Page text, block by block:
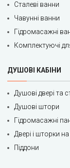
Сталеві ванни
Чавунні ванни
Гідромасажні
Комплектуючі
ДУШОВІ КАБІНИ
Душові двері та
Душові штори
Гідромасажні
Двері і шторки
Піддони